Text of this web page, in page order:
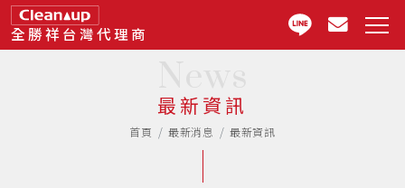
全勝祥台灣代理商
最新資訊
首頁 最新消息 最新資訊